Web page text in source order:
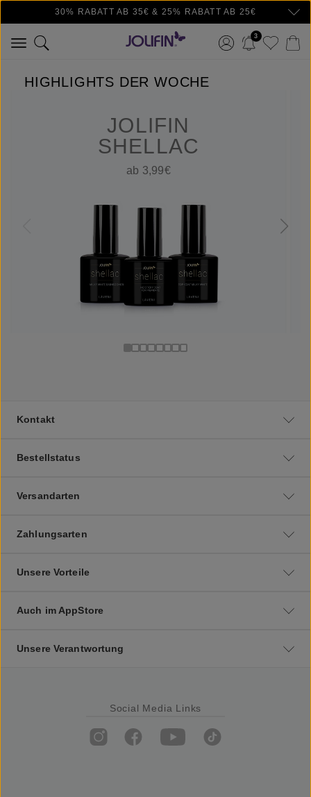
Zum Hauptinhalt springen
30% RABATT AB 35€ & 25% RABATT AB 25€
3
HIGHLIGHTS DER WOCHE
JOLIFIN
SHELLAC
ab 3,99€
Kontakt
Bestellstatus
Versandarten
Zahlungsarten
Unsere Vorteile
Auch im AppStore
Unsere Verantwortung
Social Media Links